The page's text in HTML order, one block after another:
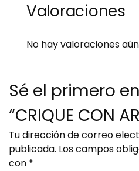
Valoraciones
No hay valoraciones
Sé el primero
“CRIQUE CON
Tu dirección de correo
publicada. Los campos
con *